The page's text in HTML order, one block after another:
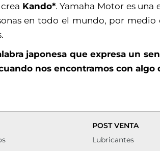
Kando*. Yamaha Motor es una
en todo el mundo, por
japonesa que expresa un
nos encontramos con algo
POST VENTA
Lubricantes